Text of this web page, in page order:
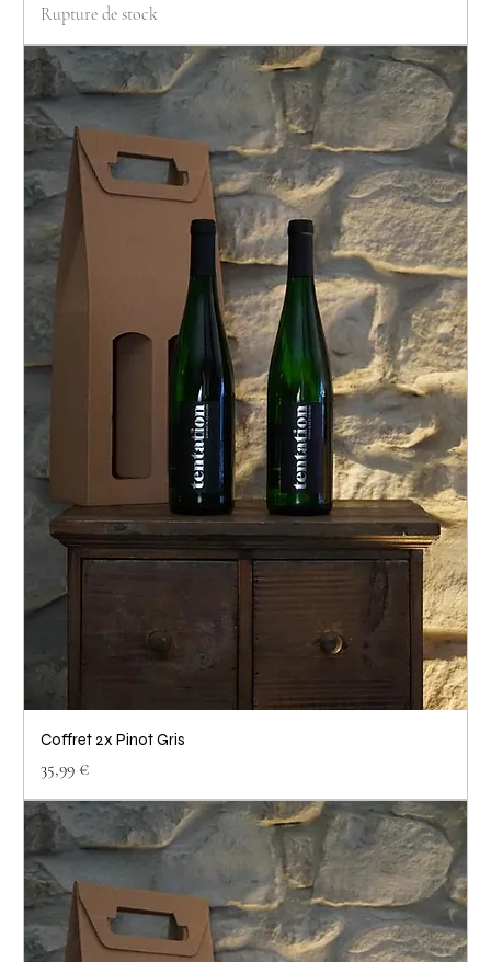
Rupture de stock
Coffret 2x Pinot Gris
Prix
35,99 €